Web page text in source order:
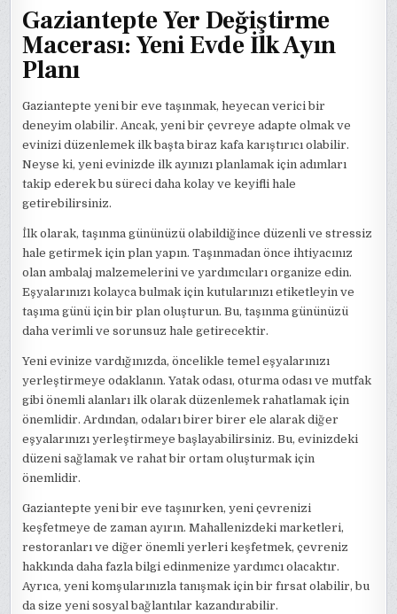
Gaziantepte Yer Değiştirme
Macerası: Yeni Evde İlk Ayın
Planı
Gaziantepte yeni bir eve taşınmak, heyecan verici bir
deneyim olabilir. Ancak, yeni bir çevreye adapte olmak ve
evinizi düzenlemek ilk başta biraz kafa karıştırıcı olabilir.
Neyse ki, yeni evinizde ilk ayınızı planlamak için adımları
takip ederek bu süreci daha kolay ve keyifli hale
getirebilirsiniz.
İlk olarak, taşınma gününüzü olabildiğince düzenli ve stressiz
hale getirmek için plan yapın. Taşınmadan önce ihtiyacınız
olan ambalaj malzemelerini ve yardımcıları organize edin.
Eşyalarınızı kolayca bulmak için kutularınızı etiketleyin ve
taşıma günü için bir plan oluşturun. Bu, taşınma gününüzü
daha verimli ve sorunsuz hale getirecektir.
Yeni evinize vardığınızda, öncelikle temel eşyalarınızı
yerleştirmeye odaklanın. Yatak odası, oturma odası ve mutfak
gibi önemli alanları ilk olarak düzenlemek rahatlamak için
önemlidir. Ardından, odaları birer birer ele alarak diğer
eşyalarınızı yerleştirmeye başlayabilirsiniz. Bu, evinizdeki
düzeni sağlamak ve rahat bir ortam oluşturmak için
önemlidir.
Gaziantepte yeni bir eve taşınırken, yeni çevrenizi
keşfetmeye de zaman ayırın. Mahallenizdeki marketleri,
restoranları ve diğer önemli yerleri keşfetmek, çevreniz
hakkında daha fazla bilgi edinmenize yardımcı olacaktır.
Ayrıca, yeni komşularınızla tanışmak için bir fırsat olabilir, bu
da size yeni sosyal bağlantılar kazandırabilir.